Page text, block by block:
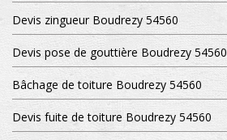
Devis zingueur Boudrezy 54560
Devis pose de gouttière Boudrezy 54560
Bâchage de toiture Boudrezy 54560
Devis fuite de toiture Boudrezy 54560